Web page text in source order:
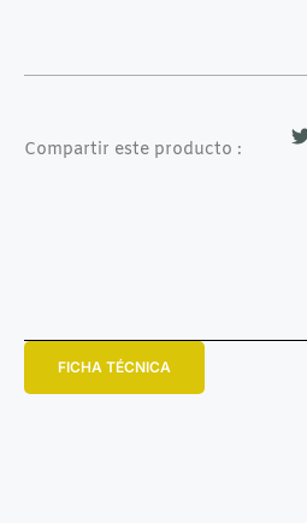
Compartir este producto :
FICHA TÉCNICA